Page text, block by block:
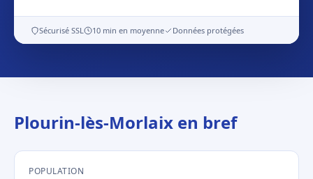
Sécurisé SSL 10 min en moyenne Données protégées
Plourin-lès-Morlaix en bref
POPULATION